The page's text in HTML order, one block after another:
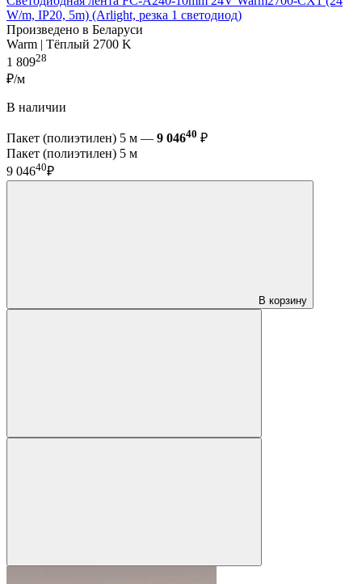
W/m, IP20, 5m) (Arlight, резка 1 светодиод)
Произведено в Беларуси
Warm | Тёплый 2700 K
1 80928
₽/м
В наличии
Пакет (полиэтилен) 5 м — 9 04640 ₽
Пакет (полиэтилен) 5 м
9 04640₽
В корзину